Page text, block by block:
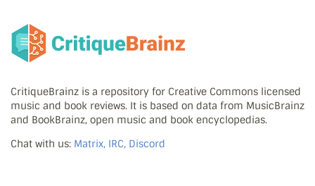
CritiqueBrainz is a repository for Creative Commons licensed
music and book reviews. It is based on data from MusicBrainz
and BookBrainz, open music and book encyclopedias.
Chat with us: Matrix, IRC, Discord